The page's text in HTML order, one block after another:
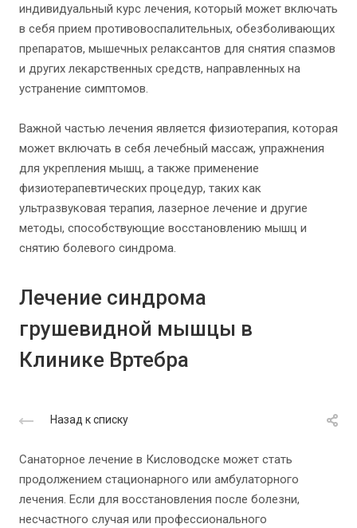
индивидуальный курс лечения, который может включать
в себя прием противовоспалительных, обезболивающих
препаратов, мышечных релаксантов для снятия спазмов
и других лекарственных средств, направленных на
устранение симптомов.
Важной частью лечения является физиотерапия, которая
может включать в себя лечебный массаж, упражнения
для укрепления мышц, а также применение
физиотерапевтических процедур, таких как
ультразвуковая терапия, лазерное лечение и другие
методы, способствующие восстановлению мышц и
снятию болевого синдрома.
Лечение синдрома
грушевидной мышцы в
Клинике Вртебра
Назад к списку
Санаторное лечение в Кисловодске может стать
продолжением стационарного или амбулаторного
лечения. Если для восстановления после болезни,
несчастного случая или профессионального